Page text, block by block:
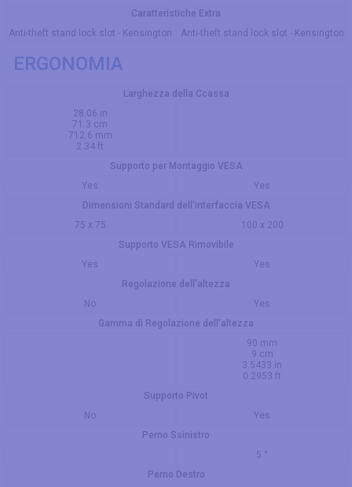
Caratteristiche Extra
Anti-theft stand lock slot - Kensington
Anti-theft stand lock slot - Kensington
ERGONOMIA
Larghezza della Ccassa
28.06 in
71.3 cm
712.6 mm
2.34 ft
Supporto per Montaggio VESA
Yes
Yes
Dimensioni Standard dell'interfaccia VESA
75 x 75
100 x 200
Supporto VESA Rimovibile
Yes
Yes
Regolazione dell'altezza
No
Yes
Gamma di Regolazione dell'altezza
90 mm
9 cm
3.5433 in
0.2953 ft
Supporto Pivot
No
Yes
Perno Ssinistro
5 °
Perno Destro